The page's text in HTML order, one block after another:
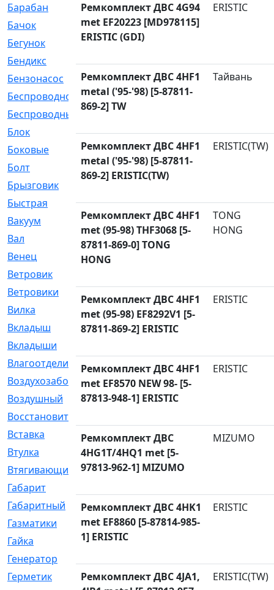
Барабан
[5]
Бачок
[40]
Бегунок
[21]
Бендикс
[26]
Бензонасос
[17]
Беспроводное
[2]
Беспроводные
[1]
Блок
[81]
Боковые
[4]
Болт
[247]
Брызговик
Быстрая
[2]
Вакуум
[23]
Вал
[194]
Венец
[16]
Ветровик
Ветровики
Вилка
[15]
Вкладыш
[41]
Вкладыши
Влагоотделитель
[2]
Воздухозаборник
[2]
Воздушный
[1]
Восстановительный
Вставка
[168]
Втулка
[1875]
Втягивающий
[22]
Габарит
Габаритный
[6]
Газматики
[117]
Гайка
[104]
Генератор
Герметик
[15]
Ремкомплект ДВС 4G94
met EF20223 [MD978115]
ERISTIC (GDI)
ERISTIC
Ремкомплект ДВС 4HF1
metal ('95-'98) [5-87811-
869-2] TW
Тайвань
Ремкомплект ДВС 4HF1
metal ('95-'98) [5-87811-
869-2] ERISTIC(TW)
ERISTIC(TW)
Ремкомплект ДВС 4HF1
met (95-98) THF3068 [5-
87811-869-0] TONG
HONG
TONG
HONG
Ремкомплект ДВС 4HF1
met (95-98) EF8292V1 [5-
87811-869-2] ERISTIC
ERISTIC
Ремкомплект ДВС 4HF1
met EF8570 NEW 98- [5-
87813-948-1] ERISTIC
ERISTIC
Ремкомплект ДВС
4HG1T/4HQ1 met [5-
97813-962-1] MIZUMO
MIZUMO
Ремкомплект ДВС 4HK1
met EF8860 [5-87814-985-
1] ERISTIC
ERISTIC
Ремкомплект ДВС 4JA1,
ERISTIC(TW)